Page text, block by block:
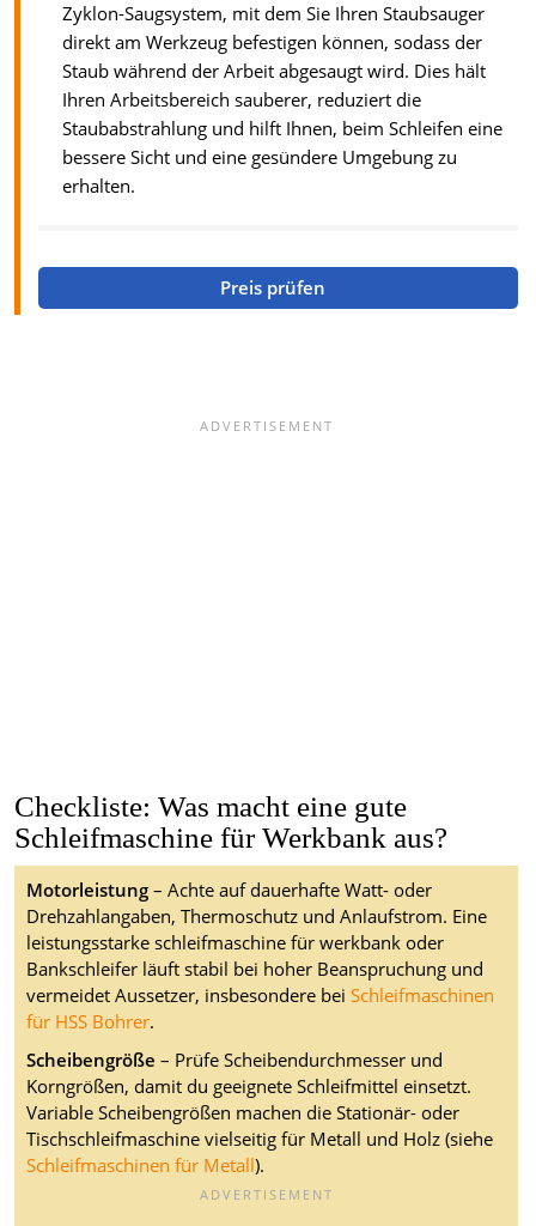
Zyklon-Saugsystem, mit dem Sie Ihren Staubsauger
direkt am Werkzeug befestigen können, sodass der
Staub während der Arbeit abgesaugt wird. Dies hält
Ihren Arbeitsbereich sauberer, reduziert die
Staubabstrahlung und hilft Ihnen, beim Schleifen eine
bessere Sicht und eine gesündere Umgebung zu
erhalten.
Preis prüfen
Checkliste: Was macht eine gute
Schleifmaschine für Werkbank aus?
Motorleistung– Achte auf dauerhafte Watt- oder
Drehzahlangaben, Thermoschutz und Anlaufstrom. Eine
leistungsstarke schleifmaschine für werkbank oder
Bankschleifer läuft stabil bei hoher Beanspruchung und
vermeidet Aussetzer, insbesondere bei Schleifmaschinen
für HSS Bohrer.
Scheibengröße – Prüfe Scheibendurchmesser und
Korngrößen, damit du geeignete Schleifmittel einsetzt.
Variable Scheibengrößen machen die Stationär- oder
Tischschleifmaschine vielseitig für Metall und Holz (siehe
Schleifmaschinen für Metall).